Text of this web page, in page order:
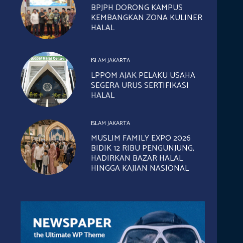
BPJPH DORONG KAMPUS
KEMBANGKAN ZONA KULINER
HALAL
ISLAM JAKARTA
LPPOM AJAK PELAKU USAHA
SEGERA URUS SERTIFIKASI
HALAL
ISLAM JAKARTA
MUSLIM FAMILY EXPO 2026
BIDIK 12 RIBU PENGUNJUNG,
HADIRKAN BAZAR HALAL
HINGGA KAJIAN NASIONAL